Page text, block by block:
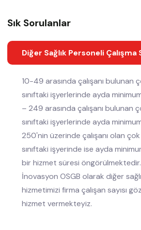
Sık Sorulanlar
Diğer Sağlık Personeli Çalışma
10-49 arasında çalışanı bulunan
sınıftaki işyerlerinde ayda
– 249 arasında çalışanı bulunan
sınıftaki işyerlerinde ayda
250'nin üzerinde çalışanı olan
sınıftaki işyerinde ise ayda
bir hizmet süresi
İnovasyon OSGB olarak diğer
hizmetimizi firma çalışan sayısı
hizmet vermekteyiz.